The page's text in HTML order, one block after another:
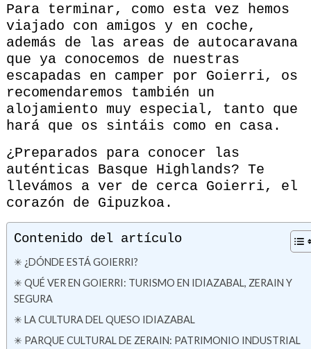
Para terminar, como esta vez hemos
viajado con amigos y en coche,
además de las areas de autocaravana
que ya conocemos de nuestras
escapadas en camper por Goierri, os
recomendaremos también un
alojamiento muy especial, tanto que
hará que os sintáis como en casa.
¿Preparados para conocer las
auténticas Basque Highlands? Te
llevámos a ver de cerca Goierri, el
corazón de Gipuzkoa.
Contenido del artículo
✳ ¿DÓNDE ESTÁ GOIERRI?
✳ QUÉ VER EN GOIERRI: TURISMO EN IDIAZABAL, ZERAIN Y
SEGURA
✳ LA CULTURA DEL QUESO IDIAZABAL
✳ PARQUE CULTURAL DE ZERAIN: PATRIMONIO INDUSTRIAL